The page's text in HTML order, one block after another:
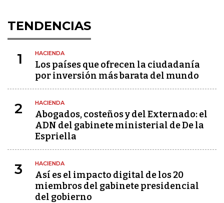
TENDENCIAS
1 HACIENDA
Los países que ofrecen la ciudadanía
por inversión más barata del mundo
2 HACIENDA
Abogados, costeños y del Externado: el
ADN del gabinete ministerial de De la
Espriella
3 HACIENDA
Así es el impacto digital de los 20
miembros del gabinete presidencial
del gobierno